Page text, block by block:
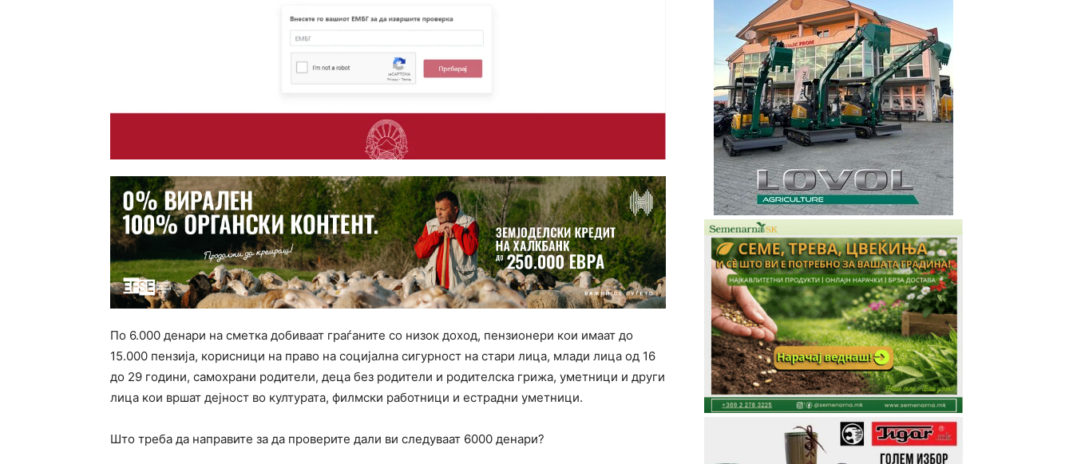
По 6.000 денари на сметка добиваат граѓаните со низок доход, пензионери кои имаат до
15.000 пензија, корисници на право на социјална сигурност на стари лица, млади лица од 16
до 29 години, самохрани родители, деца без родители и родителска грижа, уметници и други
лица кои вршат дејност во културата, филмски работници и естрадни уметници.
Што треба да направите за да проверите дали ви следуваат 6000 денари?